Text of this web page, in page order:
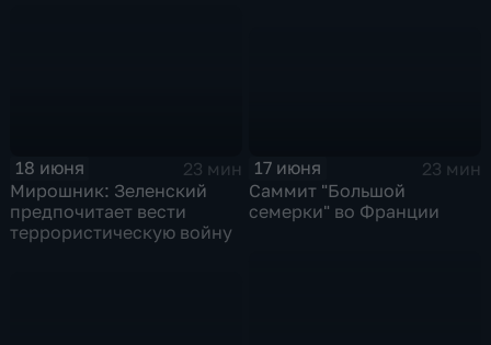
18 июня
23 мин
Мирошник: Зеленский
предпочитает вести
террористическую войну
17 июня
23 мин
Саммит "Большой
семерки" во Франции